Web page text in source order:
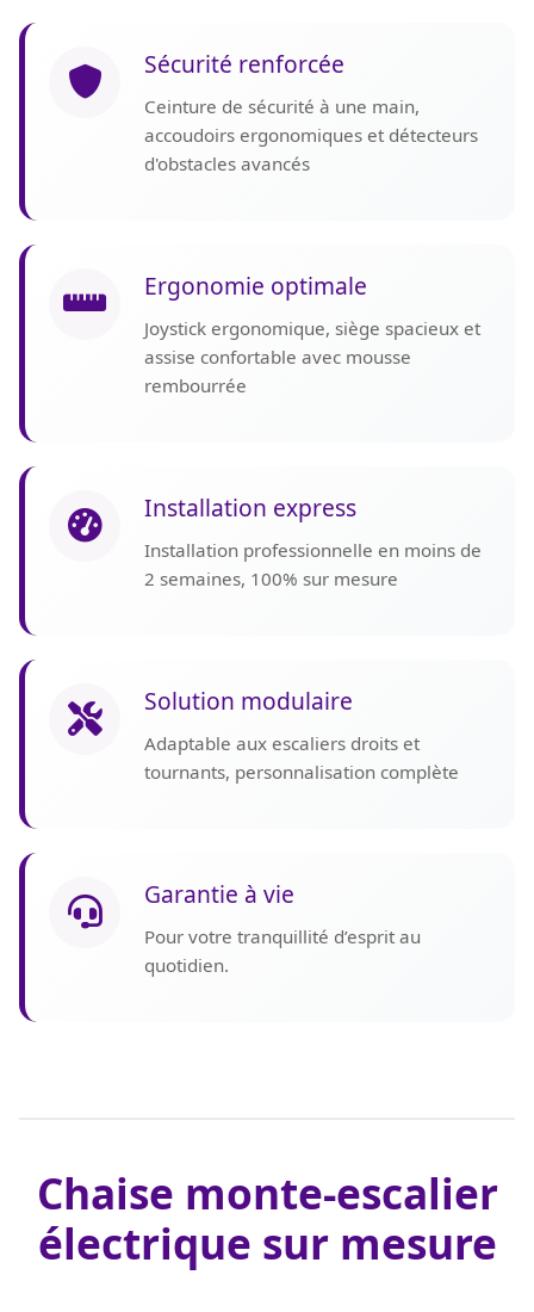
Sécurité renforcée
Ceinture de sécurité à une main,
accoudoirs ergonomiques et détecteurs
d'obstacles avancés
Ergonomie optimale
Joystick ergonomique, siège spacieux et
assise confortable avec mousse
rembourrée
Installation express
Installation professionnelle en moins de
2 semaines, 100% sur mesure
Solution modulaire
Adaptable aux escaliers droits et
tournants, personnalisation complète
Garantie à vie
Pour votre tranquillité d’esprit au
quotidien.
Chaise monte-escalier
électrique sur mesure